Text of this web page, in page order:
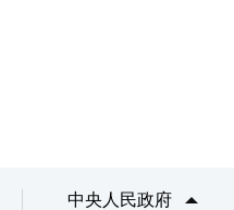
中央人民政府